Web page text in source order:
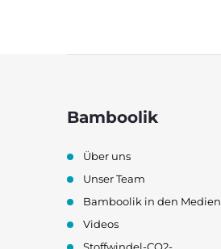
Bamboolik
Über uns
Unser Team
Bamboolik in den Medien
Videos
Stoffwindel-CO2-